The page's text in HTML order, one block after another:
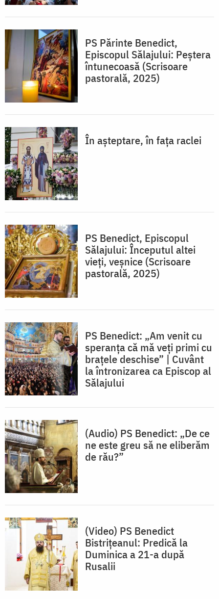
PS Părinte Benedict,
Episcopul Sălajului: Peștera
întunecoasă (Scrisoare
pastorală, 2025)
În așteptare, în fața raclei
PS Benedict, Episcopul
Sălajului: Începutul altei
vieți, veșnice (Scrisoare
pastorală, 2025)
PS Benedict: „Am venit cu
speranța că mă veți primi cu
brațele deschise” | Cuvânt
la întronizarea ca Episcop al
Sălajului
(Audio) PS Benedict: „De ce
ne este greu să ne eliberăm
de rău?”
(Video) PS Benedict
Bistrițeanul: Predică la
Duminica a 21-a după
Rusalii